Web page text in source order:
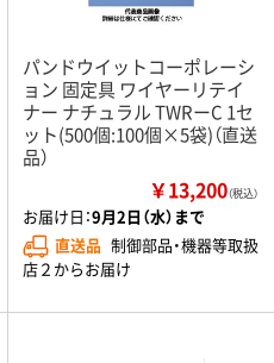
パンドウイットコーポレーシ
ョン 固定具 ワイヤーリテイ
ナー ナチュラル TWRーC 1セ
ット(500個:100個×5袋)（直送
品）
￥13,200（税込）
お届け日：9月2日（水）まで
直送品 制御部品・機器等取扱
店２からお届け